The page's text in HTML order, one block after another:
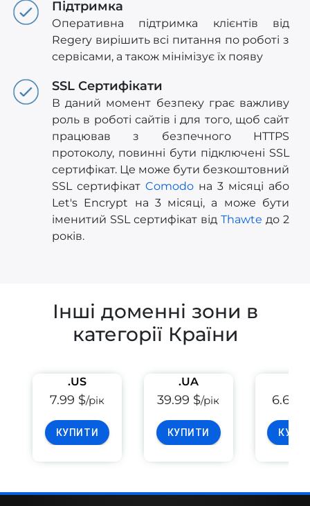
Підтримка
Оперативна підтримка клієнтів від
Regery вирішить всі питання по роботі з
сервісами, а також мінімізує їх появу
SSL Сертифікати
В даний момент безпеку грає важливу
роль в роботі сайтів і для того, щоб сайт
працював з безпечного HTTPS
протоколу, повинні бути підключені SSL
сертифікат. Це може бути безкоштовний
SSL сертифікат Comodo на 3 місяці або
Let's Encrypt на 3 місяці, а може бути
іменитий SSL сертифікат від Thawte до 2
років.
Інші доменні зони в
категорії Країни
.US
7.99 $/рік
КУПИТИ
.UA
39.99 $/рік
КУПИТИ
6.69 $